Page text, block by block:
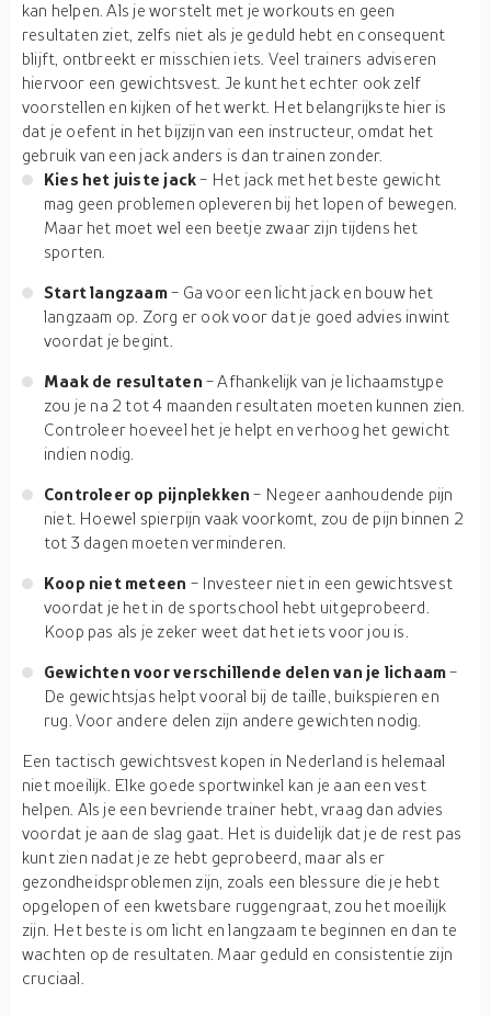
kan helpen. Als je worstelt met je workouts en geen
resultaten ziet, zelfs niet als je geduld hebt en consequent
blijft, ontbreekt er misschien iets. Veel trainers adviseren
hiervoor een gewichtsvest. Je kunt het echter ook zelf
voorstellen en kijken of het werkt. Het belangrijkste hier is
dat je oefent in het bijzijn van een instructeur, omdat het
gebruik van een jack anders is dan trainen zonder.
Kies het juiste jack- Het jack met het beste gewicht
mag geen problemen opleveren bij het lopen of bewegen.
Maar het moet wel een beetje zwaar zijn tijdens het
sporten.
Start langzaam- Ga voor een licht jack en bouw het
langzaam op. Zorg er ook voor dat je goed advies inwint
voordat je begint.
Maak de resultaten - Afhankelijk van je lichaamstype
zou je na 2 tot 4 maanden resultaten moeten kunnen zien.
Controleer hoeveel het je helpt en verhoog het gewicht
indien nodig.
Controleer op pijnplekken- Negeer aanhoudende pijn
niet. Hoewel spierpijn vaak voorkomt, zou de pijn binnen 2
tot 3 dagen moeten verminderen.
Koop niet meteen - Investeer niet in een gewichtsvest
voordat je het in de sportschool hebt uitgeprobeerd.
Koop pas als je zeker weet dat het iets voor jou is.
Gewichten voor verschillende delen van je lichaam-
De gewichtsjas helpt vooral bij de taille, buikspieren en
rug. Voor andere delen zijn andere gewichten nodig.
Een tactisch gewichtsvest kopen in Nederland is helemaal
niet moeilijk. Elke goede sportwinkel kan je aan een vest
helpen. Als je een bevriende trainer hebt, vraag dan advies
voordat je aan de slag gaat. Het is duidelijk dat je de rest pas
kunt zien nadat je ze hebt geprobeerd, maar als er
gezondheidsproblemen zijn, zoals een blessure die je hebt
opgelopen of een kwetsbare ruggengraat, zou het moeilijk
zijn. Het beste is om licht en langzaam te beginnen en dan te
wachten op de resultaten. Maar geduld en consistentie zijn
cruciaal.